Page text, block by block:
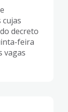
decreto
feira
vagas